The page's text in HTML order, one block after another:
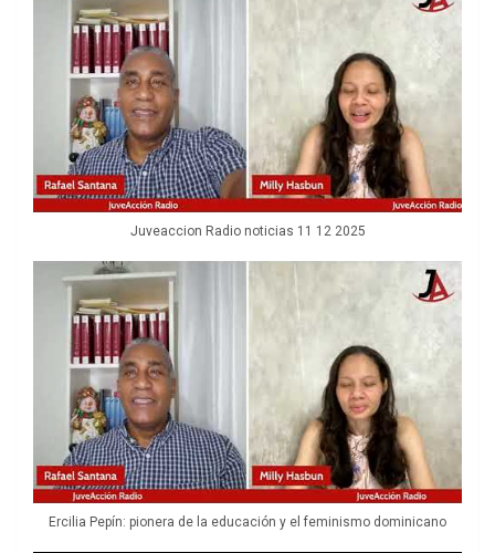
Juveaccion Radio noticias 11 12 2025
Ercilia Pepín: pionera de la educación y el feminismo dominicano